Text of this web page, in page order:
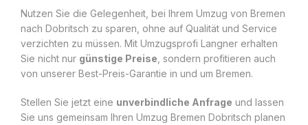
Nutzen Sie die Gelegenheit, bei Ihrem Umzug von Bremen
nach Dobritsch zu sparen, ohne auf Qualität und Service
verzichten zu müssen. Mit Umzugsprofi Langner erhalten
Sie nicht nur günstige Preise , sondern profitieren auch
von unserer Best-Preis-Garantie in und um Bremen.
Stellen Sie jetzt eine unverbindliche Anfrage und lassen
Sie uns gemeinsam Ihren Umzug Bremen Dobritsch planen